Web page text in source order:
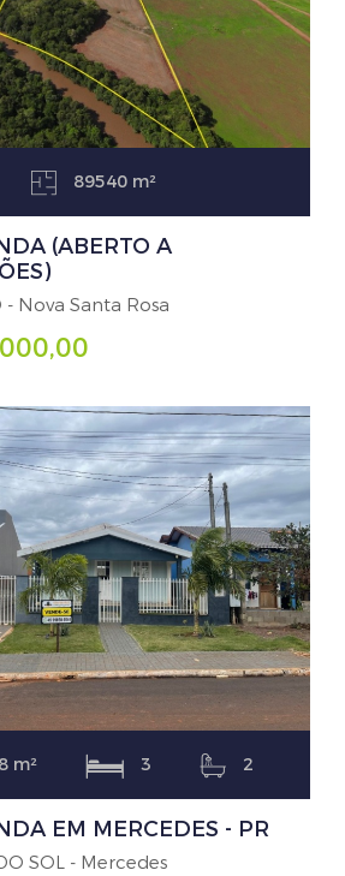
89540 m²
(ABERTO A
- Nova Santa Rosa
m² 3 2
EM MERCEDES - PR
SOL - Mercedes